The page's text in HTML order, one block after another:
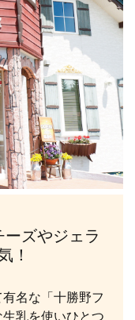
ズやジェラ
！
名な「十勝野フ
乳を使いひとつ